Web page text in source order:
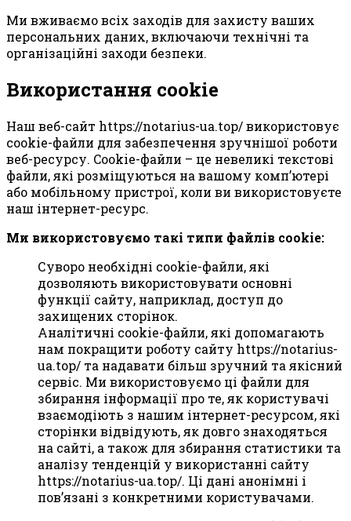
Ми вживаємо всіх заходів для захисту ваших
персональних даних, включаючи технічні та
організаційні заходи безпеки.
Використання cookie
Наш веб-сайт https://notarius-ua.top/ використовує
cookie-файли для забезпечення зручнішої роботи
веб-ресурсу. Cookie-файли – це невеликі текстові
файли, які розміщуються на вашому комп’ютері
або мобільному пристрої, коли ви використовуєте
наш інтернет-ресурс.
Ми використовуємо такі типи файлів cookie:
Суворо необхідні cookie-файли, які
дозволяють використовувати основні
функції сайту, наприклад, доступ до
захищених сторінок.
Аналітичні cookie-файли, які допомагають
нам покращити роботу сайту https://notarius-
ua.top/ та надавати більш зручний та якісний
сервіс. Ми використовуємо ці файли для
збирання інформації про те, як користувачі
взаємодіють з нашим інтернет-ресурсом, які
сторінки відвідують, як довго знаходяться
на сайті, а також для збирання статистики та
аналізу тенденцій у використанні сайту
https://notarius-ua.top/. Ці дані анонімні і
пов’язані з конкретними користувачами.